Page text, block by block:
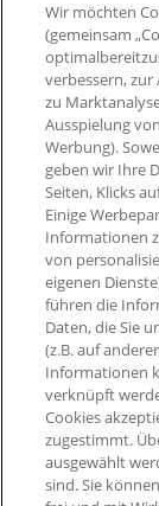
Presse
Impressum
Barrierefreiheit
Newsletter
Aktueller
Extra-°Punkte,
mehr
Wir möchten
(gemeinsam
verbessern,
zu
Ausspielung
Werbung).
geben wir Ihre
Seiten, Klicks
Einige
Informationen
von
eigenen
führen die
Daten, die Sie
(z.B. auf
Informationen
verknüpft
Cookies
zugestimmt.
ausgewählt
sind. Sie